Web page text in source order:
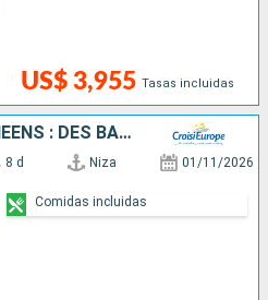
US$ 3,955 Tasas incluidas
HÉRITAGES MÉDITERRANÉENS : DES BALÉARES À L'ANDALOUSIE - ENTRE ÎLES ENCHANTERESSES ET JOYAUX MAURESQUES
8 d Niza 01/11/2026
Comidas incluidas